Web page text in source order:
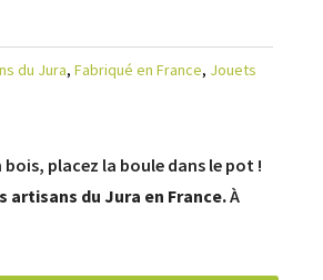
du Jura, Fabriqué en France, Jouets
bois, placez la boule dans le pot !
artisans du Jura en France.À